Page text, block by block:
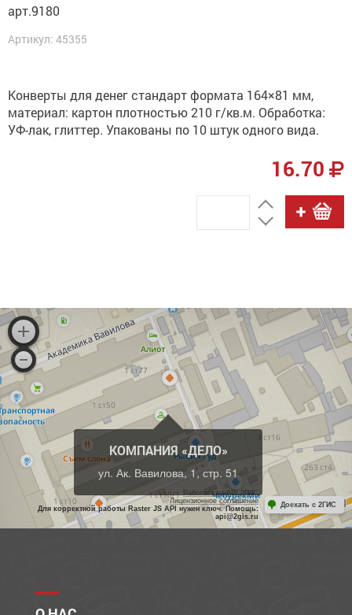
арт.9180
Артикул: 45355
Конверты для денег стандарт формата 164×81 мм,
материал: картон плотностью 210 г/кв.м. Обработка:
УФ-лак, глиттер. Упакованы по 10 штук одного вида.
16.70
КОМПАНИЯ «ДЕЛО»
ул. Ак. Вавилова, 1, стр. 51
Работает на API 2ГИС
Лицензионное соглашение
Для корректной работы Raster JS API нужен ключ. Помощь:
api@2gis.ru
Доехать с 2ГИС